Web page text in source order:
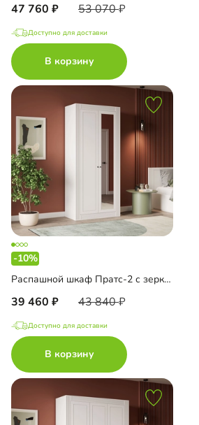
47 760 53 070
Доступно для доставки
В корзину
-10%
Распашной шкаф Пратс-2 с зеркалом
39 460 43 840
Доступно для доставки
В корзину